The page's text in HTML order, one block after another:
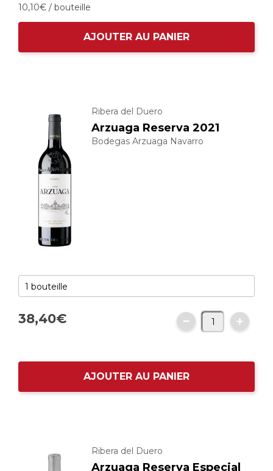
10,10€ / bouteille
AJOUTER AU PANIER
Ribera del Duero
Arzuaga Reserva 2021
Bodegas Arzuaga Navarro
38,40€
AJOUTER AU PANIER
Ribera del Duero
Arzuaga Reserva Especial